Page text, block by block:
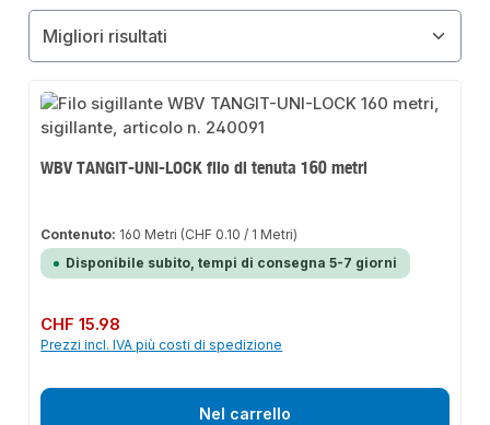
WBV TANGIT-UNI-LOCK filo di tenuta 160 metri
Contenuto: 160 Metri (CHF 0.10 / 1 Metri)
Disponibile subito, tempi di consegna 5-7 giorni
Prezzo normale:
CHF 15.98
Prezzi incl. IVA più costi di spedizione
Nel carrello